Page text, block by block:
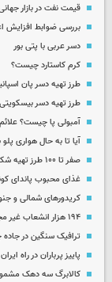
قیمت نفت در بازار
بررسی ضوابط افزایش
دسر عربی با پتی بور
کرم کاستارد چیست؟
طرز تهیه دسر پان
طرز تهیه دسر بیسکویتی
آمبولی پا چیست؟
آیا تا به حال هواری
صفر تا ۱۰۰ طرز تهیه شکلات آلمانی
غذای محبوب پاندای
کریدورهای شمالی و
۱۹۴ هزار انشعاب غیر مجاز از شبکه برق جمع‌آوری شد
ترافیک سنگین در
پاییز پرباران در راه ایران
کالابرگ سه دهک